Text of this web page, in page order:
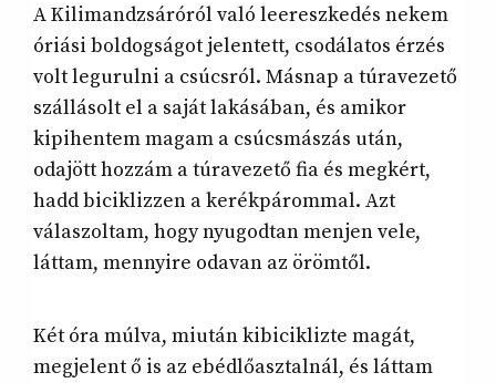
A Kilimandzsáróról való leereszkedés nekem
óriási boldogságot jelentett, csodálatos érzés
volt legurulni a csúcsról. Másnap a túravezető
szállásolt el a saját lakásában, és amikor
kipihentem magam a csúcsmászás után,
odajött hozzám a túravezető fia és megkért,
hadd biciklizzen a kerékpárommal. Azt
válaszoltam, hogy nyugodtan menjen vele,
láttam, mennyire odavan az örömtől.
Két óra múlva, miután kibiciklizte magát,
megjelent ő is az ebédlőasztalnál, és láttam